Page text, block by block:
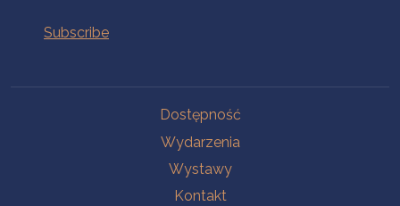
Dostępność
Wydarzenia
Wystawy
Kontakt